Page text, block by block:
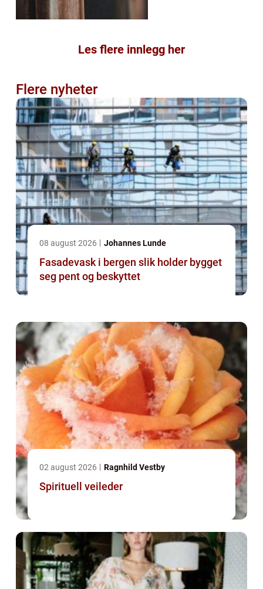
Les flere innlegg her
Flere nyheter
08 august 2026 Johannes Lunde
Fasadevask i bergen slik holder bygget
seg pent og beskyttet
02 august 2026 Ragnhild Vestby
Spirituell veileder